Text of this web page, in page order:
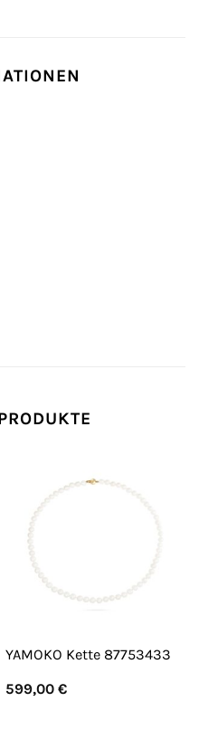
YAMOKO Kette 87753433
599,00 €